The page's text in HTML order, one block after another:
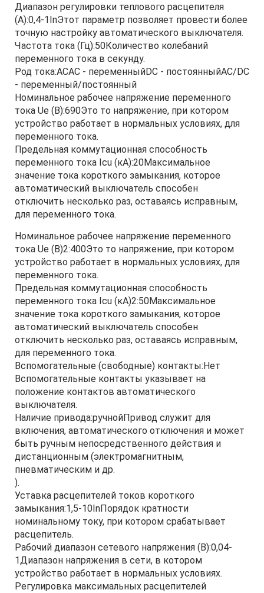
Диапазон регулировки теплового расцепителя
(А):0,4-1InЭтот параметр позволяет провести более
точную настройку автоматического выключателя.
Частота тока (Гц):50Количество колебаний
переменного тока в секунду.
Род тока:ACAC - переменныйDC - постоянныйAC/DC
- переменный/постоянный
Номинальное рабочее напряжение переменного
тока Ue (В):690Это то напряжение, при котором
устройство работает в нормальных условиях, для
переменного тока.
Предельная коммутационная способность
переменного тока Icu (кА):20Максимальное
значение тока короткого замыкания, которое
автоматический выключатель способен
отключить несколько раз, оставаясь исправным,
для переменного тока.
Номинальное рабочее напряжение переменного
тока Ue (В)2:400Это то напряжение, при котором
устройство работает в нормальных условиях, для
переменного тока.
Предельная коммутационная способность
переменного тока Icu (кА)2:50Максимальное
значение тока короткого замыкания, которое
автоматический выключатель способен
отключить несколько раз, оставаясь исправным,
для переменного тока.
Вспомогательные (свободные) контакты:Нет
Вспомогательные контакты указывает на
положение контактов автоматического
выключателя.
Наличие привода:ручнойПривод служит для
включения, автоматического отключения и может
быть ручным непосредственного действия и
дистанционным (электромагнитным,
пневматическим и др.
).
Уставка расцепителей токов короткого
замыкания:1,5-10InПорядок кратности
номинальному току, при котором срабатывает
расцепитель.
Рабочий диапазон сетевого напряжения (В):0,04-
1Диапазон напряжения в сети, в котором
устройство работает в нормальных условиях.
Регулировка максимальных расцепителей